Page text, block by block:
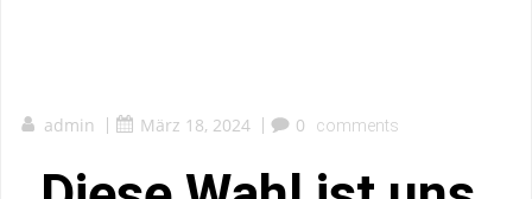
admin | März 18, 2024 | 0 comments